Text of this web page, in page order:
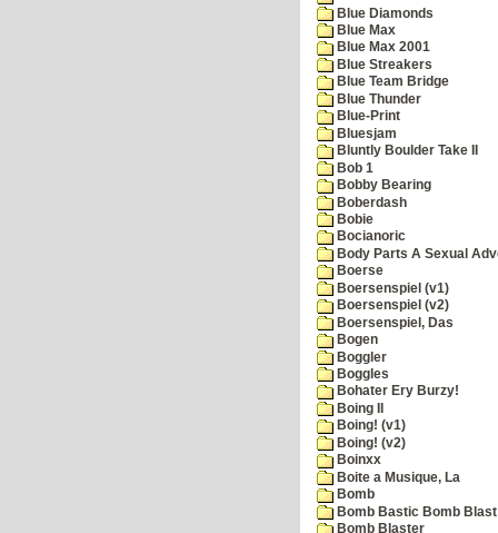
Blue Diamonds
Blue Max
Blue Max 2001
Blue Streakers
Blue Team Bridge
Blue Thunder
Blue-Print
Bluesjam
Bluntly Boulder Take II
Bob 1
Bobby Bearing
Boberdash
Bobie
Bocianoric
Body Parts A Sexual
Boerse
Boersenspiel (v1)
Boersenspiel (v2)
Boersenspiel, Das
Bogen
Boggler
Boggles
Bohater Ery Burzy!
Boing II
Boing! (v1)
Boing! (v2)
Boinxx
Boite a Musique, La
Bomb
Bomb Bastic Bomb
Bomb Blaster